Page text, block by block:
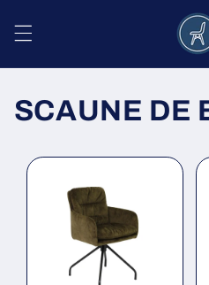
conținut
SCAUNE DE